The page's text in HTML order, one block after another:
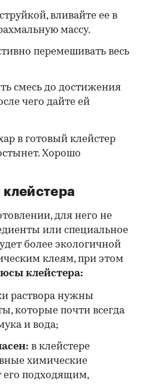
вливайте ее в
массу.
перемешивать весь
смесь до достижения
чего дайте ей
в готовый клейстер
Хорошо
для него не
или специальное
более экологичной
клеям, при этом
клейстера:
раствора нужны
которые почти всегда
и вода;
в клейстере
химические
его подходящим,